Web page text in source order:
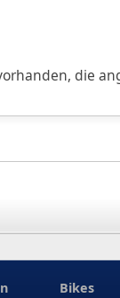
die
Bikes